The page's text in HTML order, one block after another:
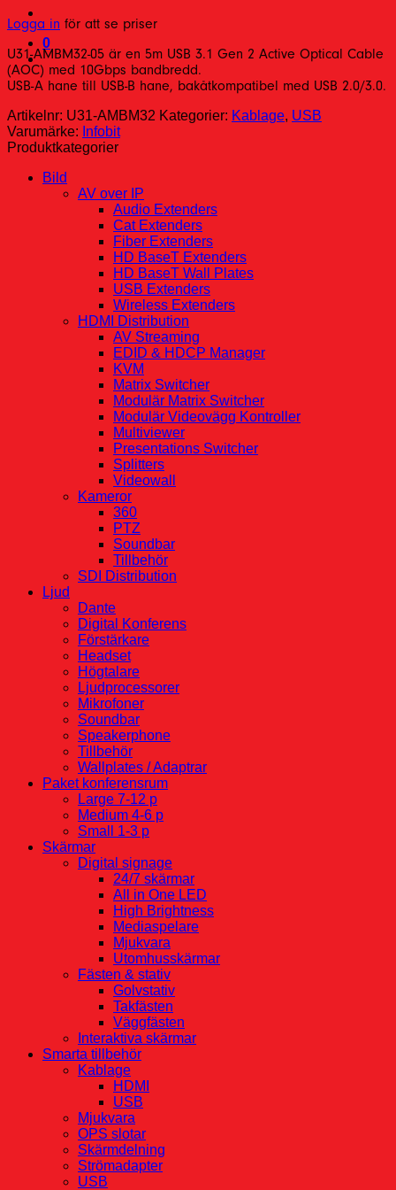
0
Logga in för att se priser
U31-AMBM32-05 är en 5m USB 3.1 Gen 2 Active Optical Cable
(AOC) med 10Gbps bandbredd.
USB-A hane till USB-B hane, bakåtkompatibel med USB 2.0/3.0.
Artikelnr: U31-AMBM32 Kategorier: Kablage, USB
Varumärke: Infobit
Produktkategorier
Bild
AV over IP
Audio Extenders
Cat Extenders
Fiber Extenders
HD BaseT Extenders
HD BaseT Wall Plates
USB Extenders
Wireless Extenders
HDMI Distribution
AV Streaming
EDID & HDCP Manager
KVM
Matrix Switcher
Modulär Matrix Switcher
Modulär Videovägg Kontroller
Multiviewer
Presentations Switcher
Splitters
Videowall
Kameror
360
PTZ
Soundbar
Tillbehör
SDI Distribution
Ljud
Dante
Digital Konferens
Förstärkare
Headset
Högtalare
Ljudprocessorer
Mikrofoner
Soundbar
Speakerphone
Tillbehör
Wallplates / Adaptrar
Paket konferensrum
Large 7-12 p
Medium 4-6 p
Small 1-3 p
Skärmar
Digital signage
24/7 skärmar
All in One LED
High Brightness
Mediaspelare
Mjukvara
Utomhusskärmar
Fästen & stativ
Golvstativ
Takfästen
Väggfästen
Interaktiva skärmar
Smarta tillbehör
Kablage
HDMI
USB
Mjukvara
OPS slotar
Skärmdelning
Strömadapter
USB